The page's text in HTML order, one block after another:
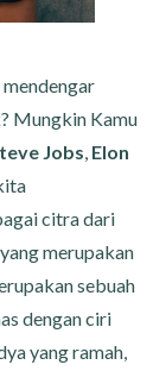
? Mungkin Kamu
Jobs, Elon
citra dari
yang merupakan
sebuah
dengan ciri
yang ramah,